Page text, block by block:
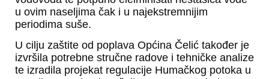
u ovim naseljima čak i u najekstremnijim
periodima suše.
U cilju zaštite od poplava Općina Čelić također je
izvršila potrebne stručne radove i tehničke analize
te izradila projekat regulacije Humačkog potoka u